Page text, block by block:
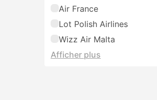
Air France
Lot Polish Airlines
Wizz Air Malta
Afficher plus